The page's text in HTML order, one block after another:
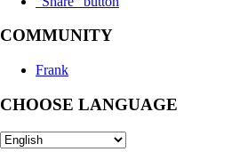
COMMUNITY
Frank
CHOOSE LANGUAGE